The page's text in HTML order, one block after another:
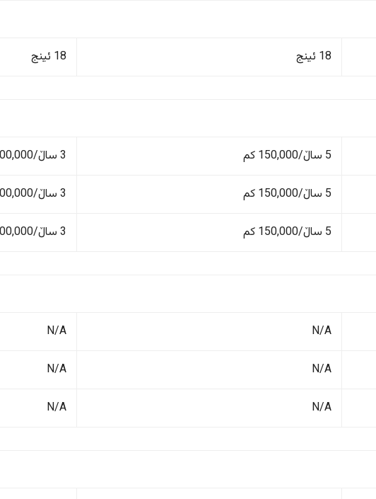
18 ئینج 18 ئینج
5 ساڵ/150,000 کم 3 ساڵ/100,000 کم
5 ساڵ/150,000 کم 3 ساڵ/100,000 کم
5 ساڵ/150,000 کم 3 ساڵ/100,000 کم
N/A
N/A
N/A
N/A
N/A
N/A